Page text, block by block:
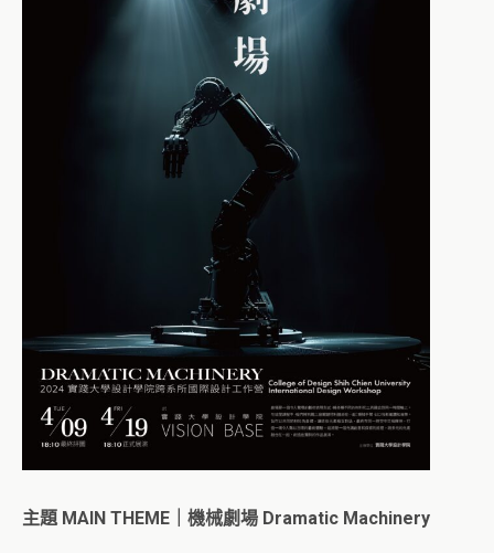
主題 MAIN THEME｜機械劇場 Dramatic Machinery